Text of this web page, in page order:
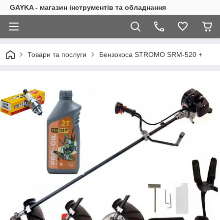
GAYKA - магазин інструментів та обладнання
Товари та послуги Бензокоса STROMO SRM-520 +